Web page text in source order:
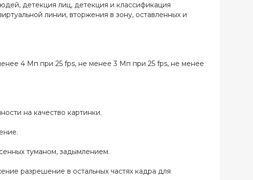
детекция лиц, детекция и классификация
линии, вторжения в зону, оставленных и
4 Мп при 25 fps, не менее 3 Мп при 25 fps, не менее
на качество картинки.
туманом, задымлением.
разрешение в остальных частях кадра для